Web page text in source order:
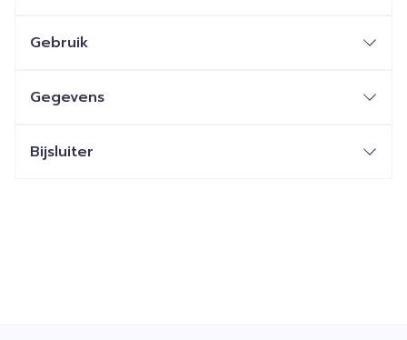
Gebruik
Gegevens
Bijsluiter